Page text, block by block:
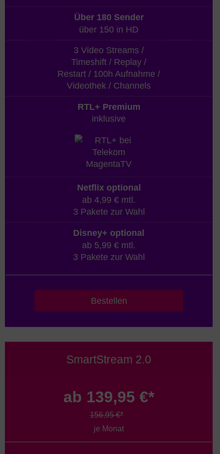
Über 180 Sender
über 150 in HD
3 Video Streams /
Timeshift / Replay /
Restart / 100h Aufnahme /
Videothek / Channels
RTL+ Premium
inklusive
Netflix optional
ab 4,99 € mtl.
3 Pakete zur Wahl
Disney+ optional
ab 5,99 € mtl.
3 Pakete zur Wahl
Bestellen
SmartStream 2.0
ab 139,95 €*
156,95 €*
je Monat